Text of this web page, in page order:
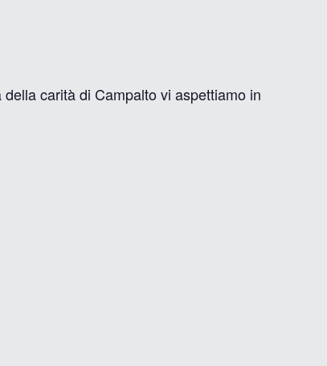
carità di Campalto vi aspettiamo in